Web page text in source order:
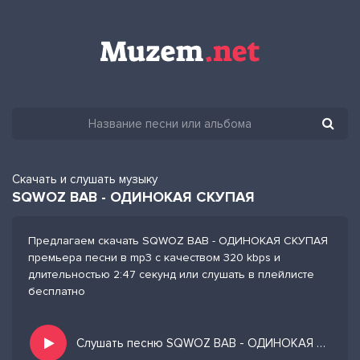
Скачать и слушать музыку
SQWOZ BAB - ОДИНОКАЯ СКУПАЯ
Предлагаем скачать SQWOZ BAB - ОДИНОКАЯ СКУПАЯ
премьера песни в mp3 с качеством 320 kbps и
длительностью 2:47 секунд или слушать в плейлисте
бесплатно
Слушать песню SQWOZ BAB - ОДИНОКАЯ СКУПАЯ и добавить в избранных